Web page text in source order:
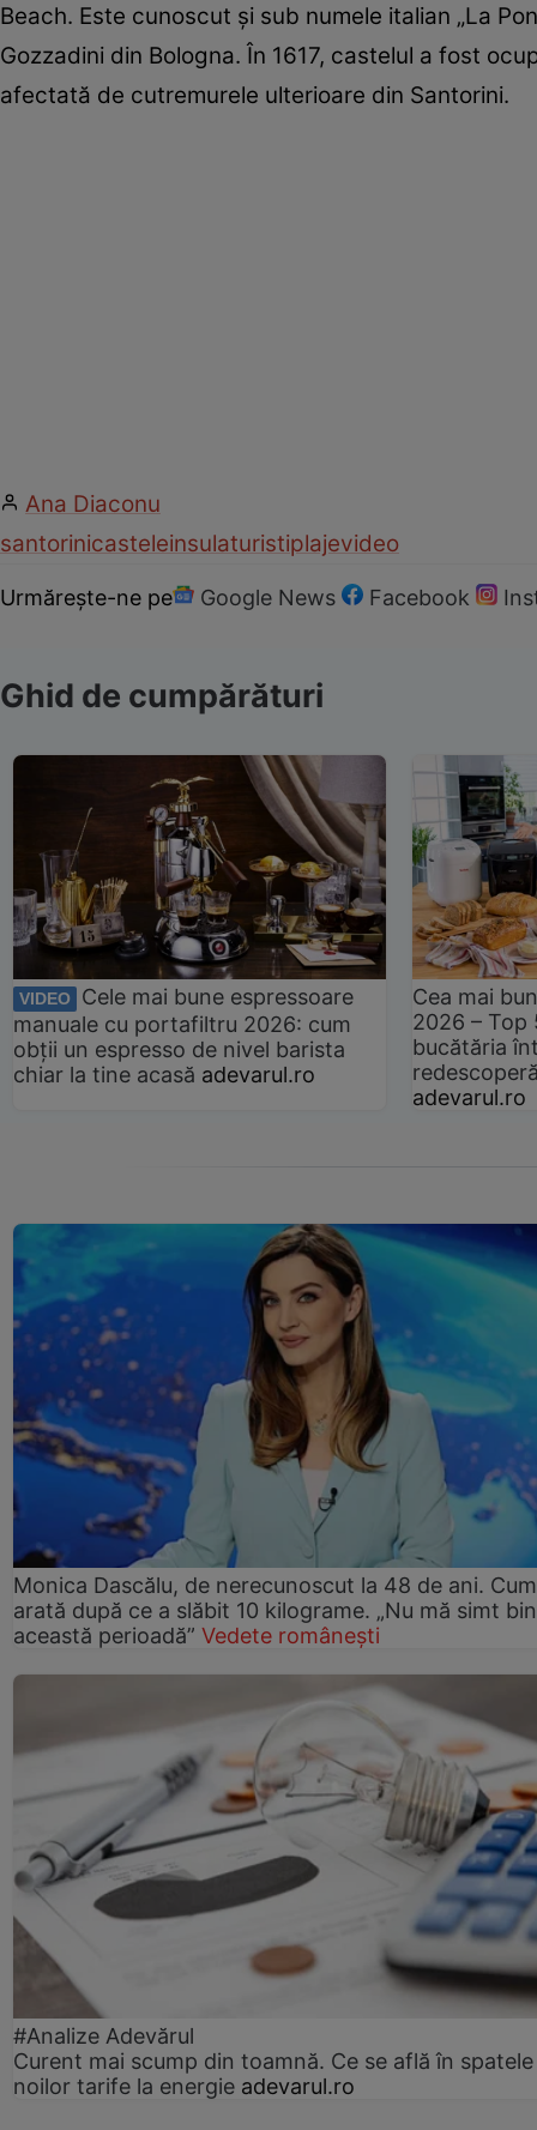
Beach. Este cunoscut și sub numele italian „La
Gozzadini din Bologna. În 1617, castelul a fost
afectată de cutremurele ulterioare din Santorini.
Ana Diaconu
santorinicasteleinsulaturistiplajevideo
Urmărește-ne pe Google News Facebook
Ghid de cumpărături
VIDEO
Cele mai bune espressoare
manuale cu portafiltru 2026: cum
obții un espresso de nivel barista
chiar la tine acasă adevarul.ro
Cea mai
2026 –
bucătăria
adevarul.ro
Monica Dascălu, de nerecunoscut la 48 de ani. Cum
arată după ce a slăbit 10 kilograme. „Nu mă simt
această perioadă” Vedete românești
#Analize Adevărul
Curent mai scump din toamnă. Ce se află în spatele
noilor tarife la energie adevarul.ro